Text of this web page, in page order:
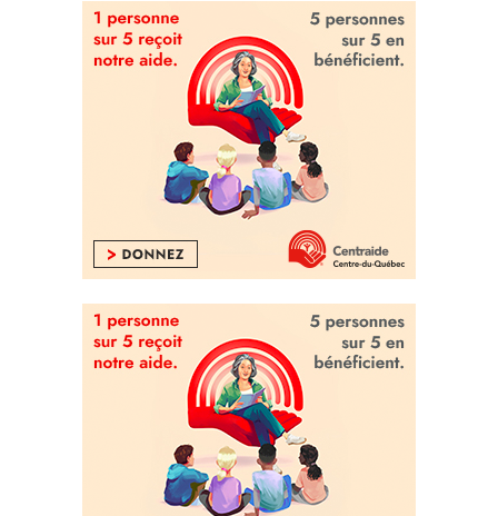
Lave Auto Express-Eau
offrira la meilleure
expérience de lavage
automobile au Québec ...à
Drummondville !
La bonne nouvelle Vingt55
26 novembre 2025
Un résident du Centre-du-
Québec décroche 46 M$ au
Lotto 6/49 « C’est quoi tous
ces zéros-là? »